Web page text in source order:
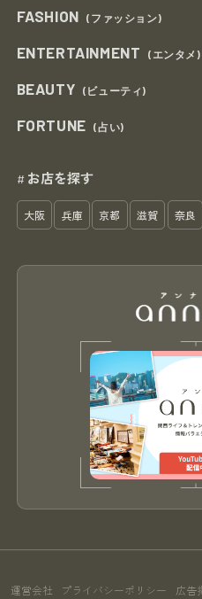
FASHION (ファッション)
ENTERTAINMENT (エンタメ)
BEAUTY (ビューティ)
FORTUNE (占い)
# お店を探す
大阪 兵庫 京都 滋賀 奈良
運営会社 プライバシーポリシー 広告